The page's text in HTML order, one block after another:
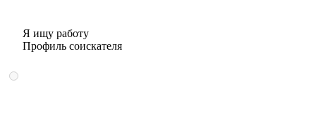
Я ищу работу
Профиль соискателя